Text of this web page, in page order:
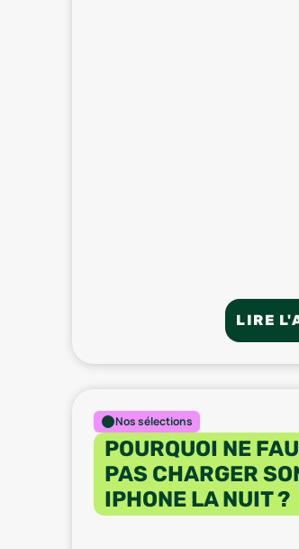
LIRE
Nos sélections
POURQUOI NE
PAS CHARGER
IPHONE LA NUIT ?